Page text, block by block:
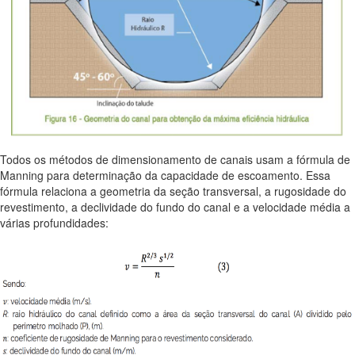
Todos os métodos de dimensionamento de canais usam a fórmula de
Manning para determinação da capacidade de escoamento. Essa
fórmula relaciona a geometria da seção transversal, a rugosidade do
revestimento, a declividade do fundo do canal e a velocidade média a
várias profundidades: